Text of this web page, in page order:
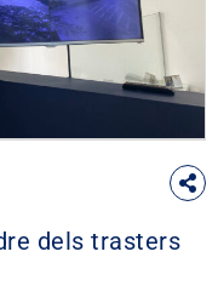
dels trasters